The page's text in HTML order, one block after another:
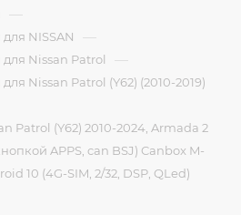
—
NISSAN —
Nissan Patrol —
Nissan Patrol (Y62) (2010-2019)
Patrol (Y62) 2010-2024, Armada 2
APPS, can BSJ) Canbox M-
10 (4G-SIM, 2/32, DSP, QLed)